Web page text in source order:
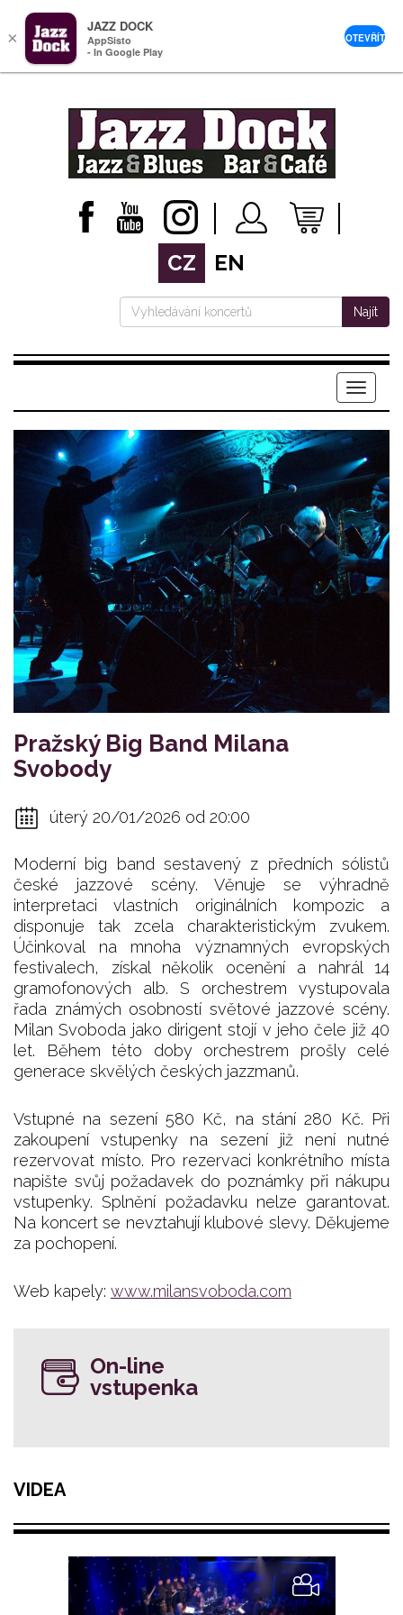
CZ EN
Najít
Menu
Pražský Big Band Milana
Svobody
úterý 20/01/2026 od 20:00
Moderní big band sestavený z předních sólistů
české jazzové scény. Věnuje se výhradně
interpretaci vlastních originálních kompozic a
disponuje tak zcela charakteristickým zvukem.
Účinkoval na mnoha významných evropských
festivalech, získal několik ocenění a nahrál 14
gramofonových alb. S orchestrem vystupovala
řada známých osobností světové jazzové scény.
Milan Svoboda jako dirigent stojí v jeho čele již 40
let. Během této doby orchestrem prošly celé
generace skvělých českých jazzmanů.
Vstupné na sezení 580 Kč, na stání 280 Kč. Při
zakoupení vstupenky na sezení již není nutné
rezervovat místo. Pro rezervaci konkrétního místa
napište svůj požadavek do poznámky při nákupu
vstupenky. Splnění požadavku nelze garantovat.
Na koncert se nevztahují klubové slevy. Děkujeme
za pochopení.
Web kapely: www.milansvoboda.com
On-line
vstupenka
VIDEA
×
JAZZ DOCK
AppSisto
- In Google Play
OTEVŘÍT